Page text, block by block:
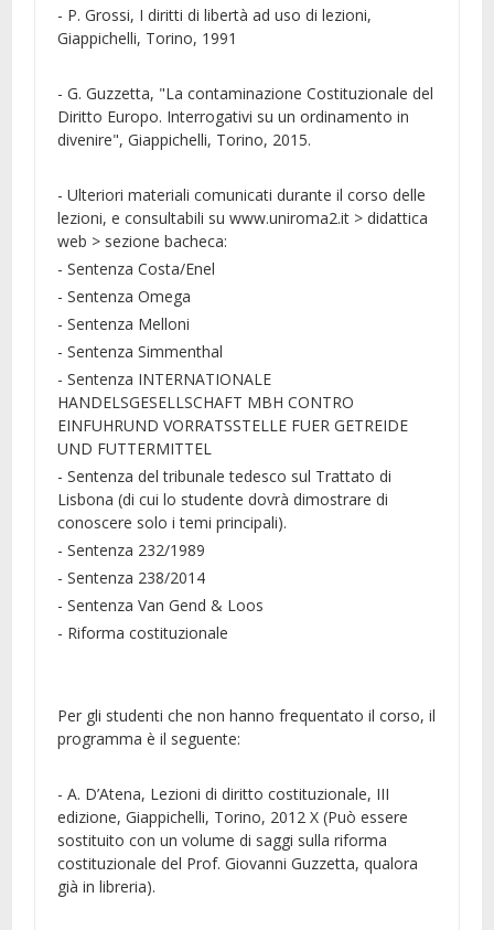
- P. Grossi, I diritti di libertà ad uso di lezioni,
Giappichelli, Torino, 1991
- G. Guzzetta, "La contaminazione Costituzionale del
Diritto Europo. Interrogativi su un ordinamento in
divenire", Giappichelli, Torino, 2015.
- Ulteriori materiali comunicati durante il corso delle
lezioni, e consultabili su www.uniroma2.it > didattica
web > sezione bacheca:
- Sentenza Costa/Enel
- Sentenza Omega
- Sentenza Melloni
- Sentenza Simmenthal
- Sentenza INTERNATIONALE
HANDELSGESELLSCHAFT MBH CONTRO
EINFUHRUND VORRATSSTELLE FUER GETREIDE
UND FUTTERMITTEL
- Sentenza del tribunale tedesco sul Trattato di
Lisbona (di cui lo studente dovrà dimostrare di
conoscere solo i temi principali).
- Sentenza 232/1989
- Sentenza 238/2014
- Sentenza Van Gend & Loos
- Riforma costituzionale
Per gli studenti che non hanno frequentato il corso, il
programma è il seguente:
- A. D’Atena, Lezioni di diritto costituzionale, III
edizione, Giappichelli, Torino, 2012 X (Può essere
sostituito con un volume di saggi sulla riforma
costituzionale del Prof. Giovanni Guzzetta, qualora
già in libreria).